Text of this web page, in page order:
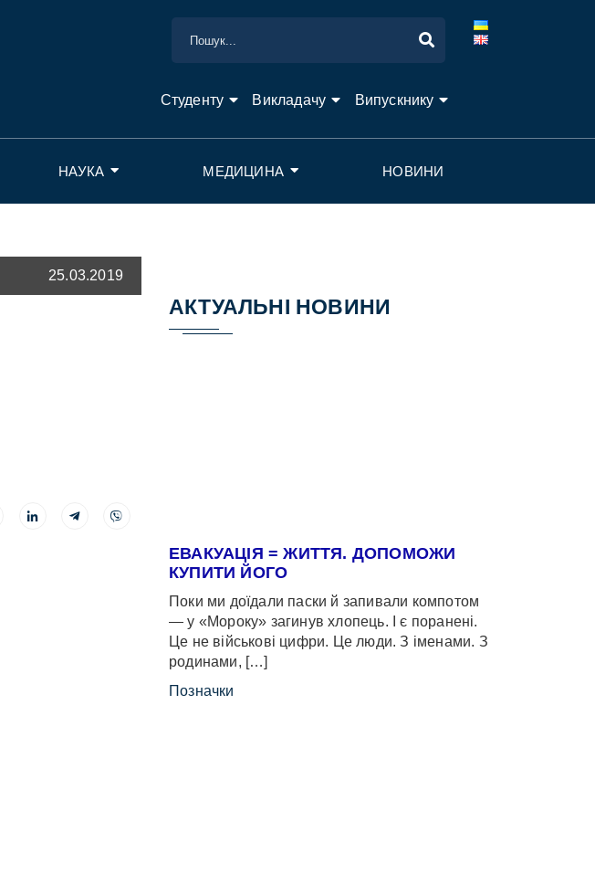
Студенту Викладачу Випускнику
НАУКА МЕДИЦИНА НОВИНИ
25.03.2019
АКТУАЛЬНІ НОВИНИ
ЕВАКУАЦІЯ = ЖИТТЯ. ДОПОМОЖИ
КУПИТИ ЙОГО
Поки ми доїдали паски й запивали компотом
— у «Мороку» загинув хлопець. І є поранені.
Це не військові цифри. Це люди. З іменами. З
родинами, […]
Позначки